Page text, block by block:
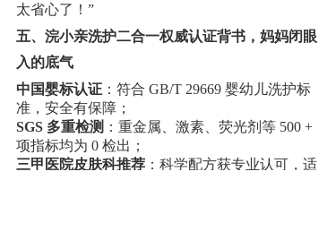
太省心了！”
五、 浣小亲洗护二合一权威认证背书，妈妈闭眼
入的底气
中国婴标认证：符合 GB/T 29669 婴幼儿洗护标
准，安全有保障；
SGS 多重检测 ：重金属、激素、荧光剂等 500 +
项指标均为 0 检出；
三甲医院皮肤科推荐：科学配方获专业认可，适